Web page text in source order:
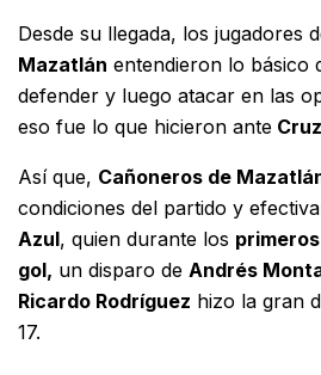
Desde su llegada, los jugadores
Mazatlán entendieron lo básico
defender y luego atacar en las
eso fue lo que hicieron ante
Así que, Cañoneros de
condiciones del partido y
Azul, quien durante los
gol, un disparo de Andrés
Ricardo Rodríguez hizo la gran
17.